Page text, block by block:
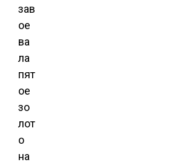
зав
ое
ва
ла
пят
ое
зо
лот
о
на